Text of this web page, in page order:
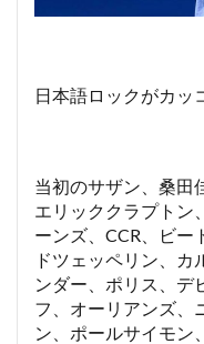
日本語ロックがカッ
当初のサザン、桑田
エリッククラプトン
ーンズ、CCR、ビー
ドツェッペリン、カ
ンダー、ポリス、デ
フ、オーリアンズ、
ン、ポールサイモン